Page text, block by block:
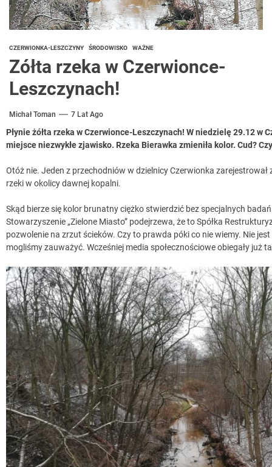
CZERWIONKA-LESZCZYNY ŚRODOWISKO WAŻNE
Zółta rzeka w Czerwionce-
Leszczynach!
Michał Toman 7 Lat Ago
Płynie żółta rzeka w Czerwionce-Leszczynach! W niedzielę 29.12 w
miejsce niezwykłe zjawisko. Rzeka Bierawka zmieniła kolor. Cud?
Otóż nie. Jeden z przechodniów w dzielnicy Czerwionka
rzeki w okolicy dawnej kopalni.
Skąd bierze się kolor brunatny ciężko stwierdzić bez specjalnych
Stowarzyszenie „Zielone Miasto” podejrzewa, że to Spółka
pozwolenie na zrzut ścieków. Czy to prawda póki co nie wiemy. Nie
mogliśmy zauważyć. Wcześniej media społecznościowe obiegały już